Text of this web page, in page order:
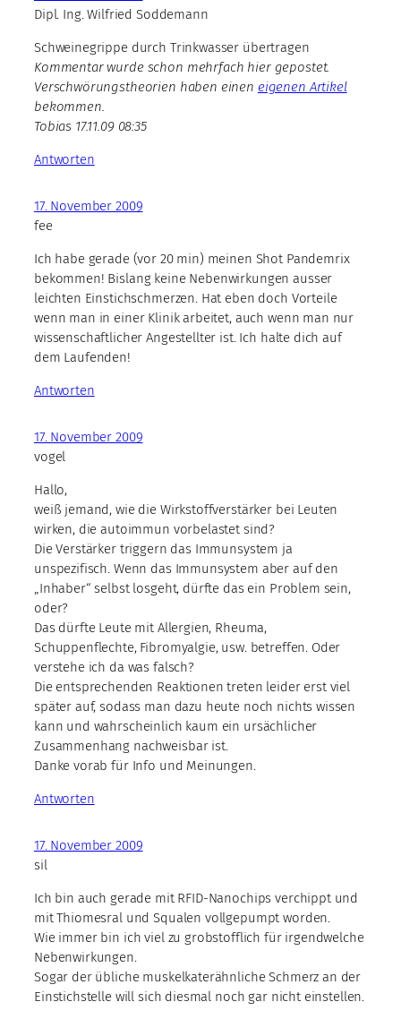
Dipl. Ing. Wilfried Soddemann
Schweinegrippe durch Trinkwasser übertragen
Kommentar wurde schon mehrfach hier gepostet.
Verschwörungstheorien haben einen eigenen Artikel
bekommen.
Tobias 17.11.09 08:35
Antworten
17. November 2009
fee
Ich habe gerade (vor 20 min) meinen Shot Pandemrix
bekommen! Bislang keine Nebenwirkungen ausser
leichten Einstichschmerzen. Hat eben doch Vorteile
wenn man in einer Klinik arbeitet, auch wenn man nur
wissenschaftlicher Angestellter ist. Ich halte dich auf
dem Laufenden!
Antworten
17. November 2009
vogel
Hallo,
weiß jemand, wie die Wirkstoffverstärker bei Leuten
wirken, die autoimmun vorbelastet sind?
Die Verstärker triggern das Immunsystem ja
unspezifisch. Wenn das Immunsystem aber auf den
„Inhaber“ selbst losgeht, dürfte das ein Problem sein,
oder?
Das dürfte Leute mit Allergien, Rheuma,
Schuppenflechte, Fibromyalgie, usw. betreffen. Oder
verstehe ich da was falsch?
Die entsprechenden Reaktionen treten leider erst viel
später auf, sodass man dazu heute noch nichts wissen
kann und wahrscheinlich kaum ein ursächlicher
Zusammenhang nachweisbar ist.
Danke vorab für Info und Meinungen.
Antworten
17. November 2009
sil
Ich bin auch gerade mit RFID-Nanochips verchippt und
mit Thiomesral und Squalen vollgepumpt worden.
Wie immer bin ich viel zu grobstofflich für irgendwelche
Nebenwirkungen.
Sogar der übliche muskelkaterähnliche Schmerz an der
Einstichstelle will sich diesmal noch gar nicht einstellen.